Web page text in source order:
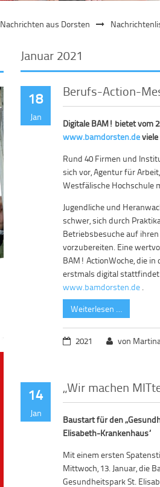
Nachrichten aus Dorsten
Januar 2021
18
Jan
Berufs-Action-
Digitale BAM! bietet vom
www.bamdorsten.de
Rund 40 Firmen und
sich vor, Agentur für
Westfälische Hochschule
Jugendliche und
schwer, sich durch
Betriebsbesuche auf
vorzubereiten. Eine
BAM! ActionWoche, die in
erstmals digital
www.bamdorsten.de .
Weiterlesen …
2021 von
14
Jan
„Wir machen
Baustart für den
Elisabeth-Krankenhaus“
Mit einem ersten
Mittwoch, 13. Januar, die
Gesundheitspark St.